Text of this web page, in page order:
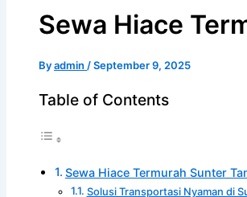
Sewa Hiace
Byadmin /September 9, 2025
Table of Contents
Sewa Hiace Termurah Sunter
Solusi Transportasi Nyaman di